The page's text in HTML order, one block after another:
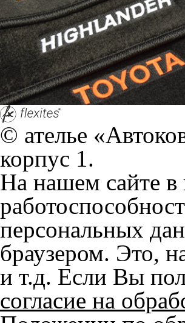
© ателье
корпус 1.
На нашем сайте в
персональных
браузером. Это,
и т.д. Если Вы
согласие на
Положении по
+7 (351) 277 91